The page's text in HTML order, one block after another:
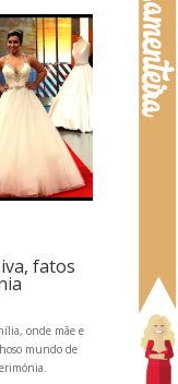
fatos
onde mãe e
mundo de